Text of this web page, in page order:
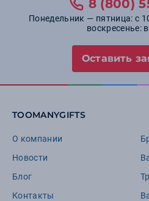
8 (800)
Понедельник — пятница: с
воскресенье:
Оставить
TOOMANYGIFTS
О компании
Новости
Блог
Контакты